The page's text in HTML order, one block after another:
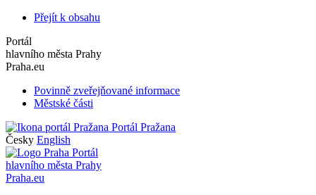
Přejít k obsahu
Portál
hlavního města Prahy
Praha.eu
Povinně zveřejňované informace
Městské části
Portál Pražana
Česky English
Portál
hlavního města Prahy
Praha.eu